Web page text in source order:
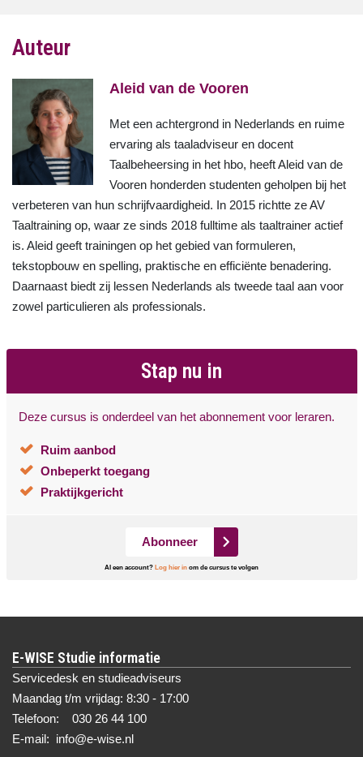
Auteur
Aleid van de Vooren
Met een achtergrond in Nederlands en ruime
ervaring als taaladviseur en docent
Taalbeheersing in het hbo, heeft Aleid van de
Vooren honderden studenten geholpen bij het
verbeteren van hun schrijfvaardigheid. In 2015 richtte ze AV
Taaltraining op, waar ze sinds 2018 fulltime als taaltrainer actief
is. Aleid geeft trainingen op het gebied van formuleren,
tekstopbouw en spelling, praktische en efficiënte benadering.
Daarnaast biedt zij lessen Nederlands als tweede taal aan voor
zowel particulieren als professionals.
Stap nu in
Deze cursus is onderdeel van het abonnement voor leraren.
Ruim aanbod
Onbeperkt toegang
Praktijkgericht
Abonneer
Al een account? Log hier in om de cursus te volgen
E-WISE Studie informatie
Servicedesk en studieadviseurs
Maandag t/m vrijdag: 8:30 - 17:00
Telefoon: 030 26 44 100
E-mail: info@e-wise.nl